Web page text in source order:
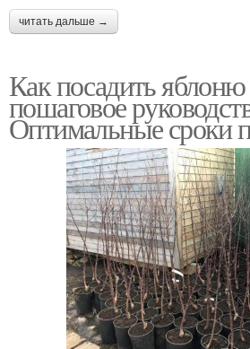
читать дальше →
Как посадить
пошаговое
Оптимальные сроки